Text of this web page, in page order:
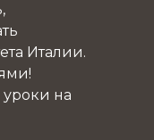
Италии.
на